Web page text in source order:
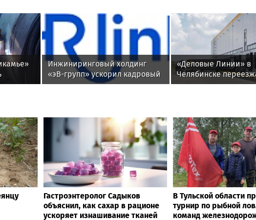
Инжиниринговый холдинг
«эВ-групп» ускорил кадровый
документооборот с помощью
«Деловые Линии» в
Челябинске
новый адрес
Гастроэнтеролог Садыков
объяснил, как сахар в рационе
ускоряет изнашивание тканей
В Тульской области
турнир по рыбной
команд